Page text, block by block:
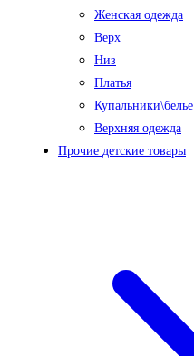
Женская одежда
Верх
Низ
Платья
Купальники\белье
Верхняя одежда
Прочие детские товары